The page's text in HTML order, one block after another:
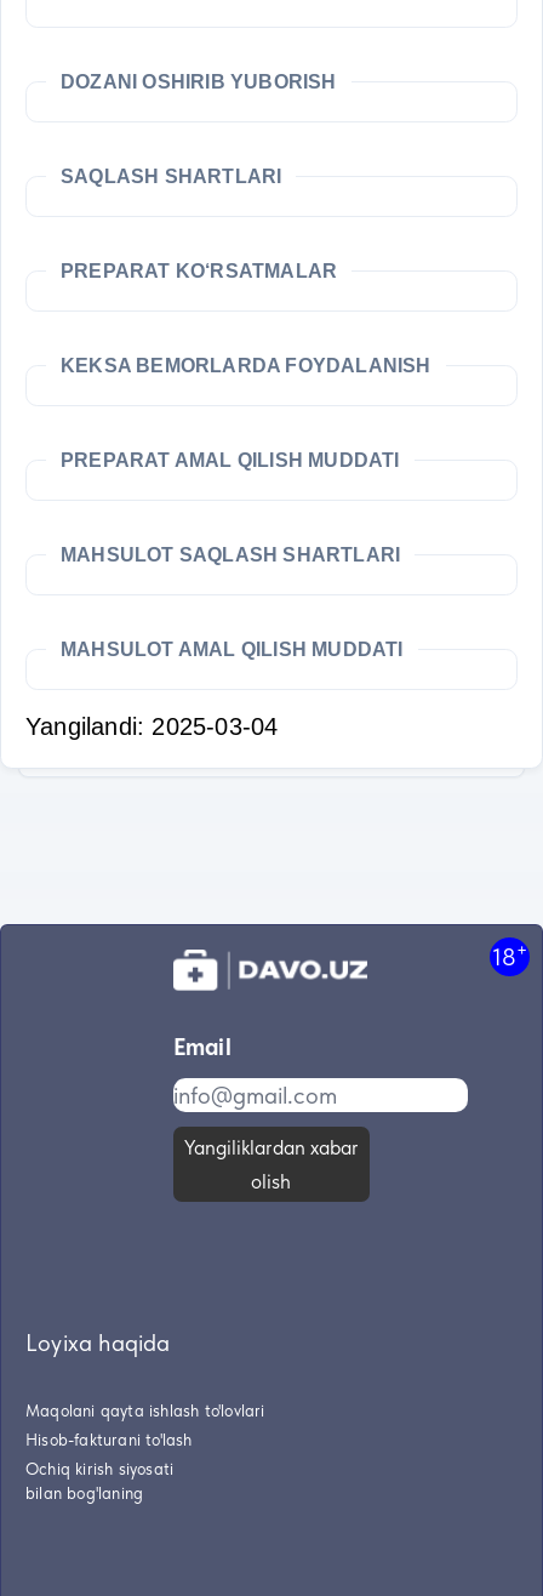
DOZANI OSHIRIB YUBORISH
SAQLASH SHARTLARI
PREPARAT KO‘RSATMALAR
KEKSA BEMORLARDA FOYDALANISH
PREPARAT AMAL QILISH MUDDATI
MAHSULOT SAQLASH SHARTLARI
MAHSULOT AMAL QILISH MUDDATI
Yangilandi: 2025-03-04
18+
Email
Yangiliklardan xabar
olish
Loyixa haqida
Maqolani qayta ishlash to'lovlari
Hisob-fakturani to'lash
Ochiq kirish siyosati
bilan bog'laning